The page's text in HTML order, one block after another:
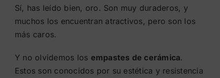
Sí, has leído bien, oro. Son muy duraderos, y
muchos los encuentran atractivos, pero son los
más caros.
Y no olvidemos los empastes de cerámica.
Estos son conocidos por su estética y resistencia